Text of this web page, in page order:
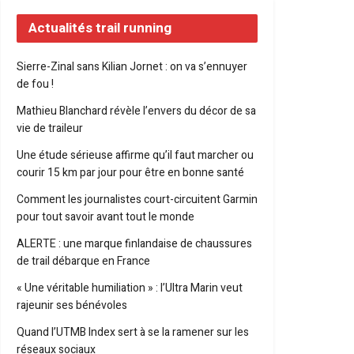
Actualités trail running
Sierre-Zinal sans Kilian Jornet : on va s’ennuyer
de fou !
Mathieu Blanchard révèle l’envers du décor de sa
vie de traileur
Une étude sérieuse affirme qu’il faut marcher ou
courir 15 km par jour pour être en bonne santé
Comment les journalistes court-circuitent Garmin
pour tout savoir avant tout le monde
ALERTE : une marque finlandaise de chaussures
de trail débarque en France
« Une véritable humiliation » : l’Ultra Marin veut
rajeunir ses bénévoles
Quand l’UTMB Index sert à se la ramener sur les
réseaux sociaux